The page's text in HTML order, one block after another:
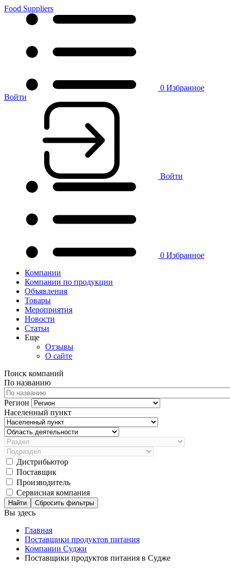
Food Suppliers
0 Избранное
Войти
Войти
0 Избранное
Компании
Компании по продукции
Объявления
Товары
Мероприятия
Новости
Статьи
Еще
Отзывы
О сайте
Поиск компаний
По названию
Регион
Населенный пункт
Дистрибьютор
Поставщик
Производитель
Сервисная компания
Сбросить фильтры
Вы здесь
Главная
Поставщики продуктов питания
Компании Суджи
Поставщики продуктов питания в Судже